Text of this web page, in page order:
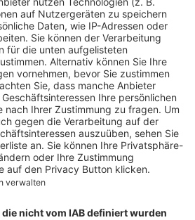
healthcare.ch
Arzneimittelwirkungen zu
von Spirig HealthCare AG
+41 62 388 85 88
healthcare.ch
SIE UNS